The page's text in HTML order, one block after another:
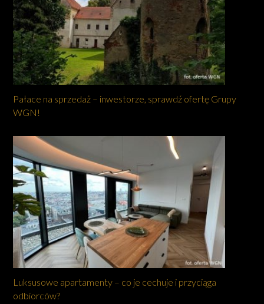
Pałace na sprzedaż – inwestorze, sprawdź ofertę Grupy
WGN!
Luksusowe apartamenty – co je cechuje i przyciąga
odbiorców?